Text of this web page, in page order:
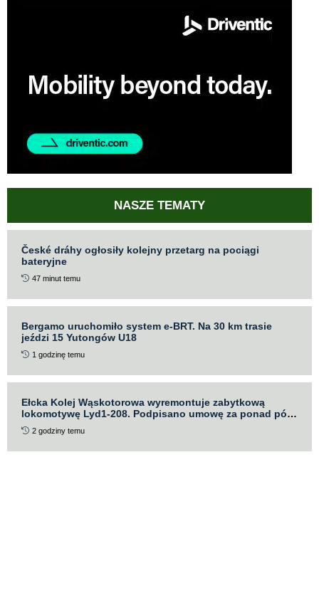
NASZE TEMATY
České dráhy ogłosiły kolejny przetarg na pociągi
bateryjne
47 minut temu
Bergamo uruchomiło system e-BRT. Na 30 km trasie
jeździ 15 Yutongów U18
1 godzinę temu
Ełcka Kolej Wąskotorowa wyremontuje zabytkową
lokomotywę Lyd1-208. Podpisano umowę za ponad pół
miliona złotych
2 godziny temu